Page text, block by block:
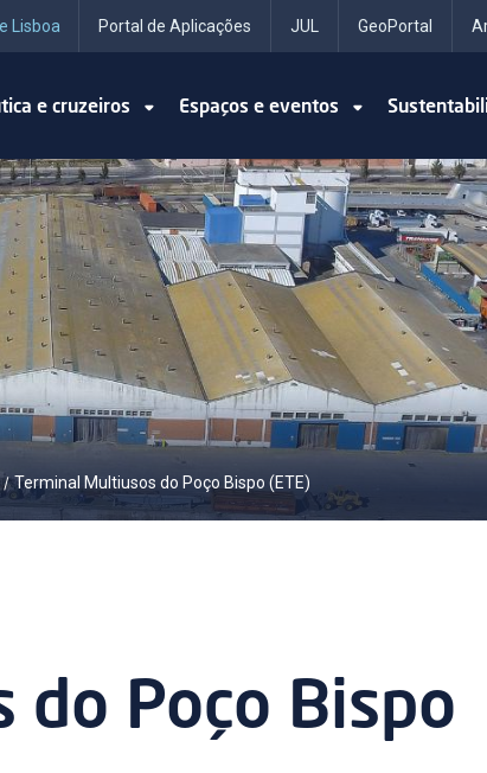
Lisboa Portal de Aplicações JUL GeoPortal
e cruzeiros Espaços e eventos
/Terminal Multiusos do Poço Bispo (ETE)
do Poço Bispo